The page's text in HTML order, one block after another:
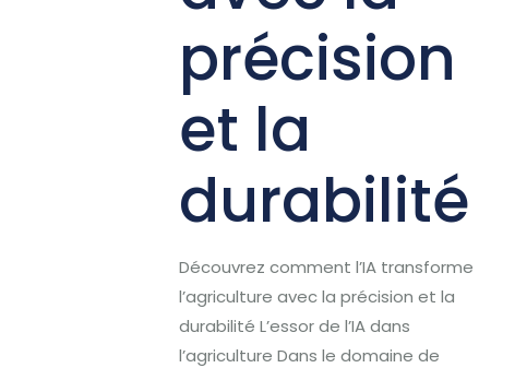
précision
et la
durabilité
Découvrez comment l’IA transforme
l’agriculture avec la précision et la
durabilité L’essor de l’IA dans
l’agriculture Dans le domaine de